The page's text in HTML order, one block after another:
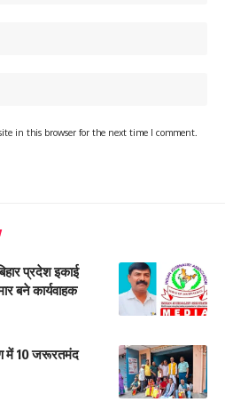
in this browser for the next time I comment.
प्रदेश इकाई
बने कार्यवाहक
में 10 जरूरतमंद